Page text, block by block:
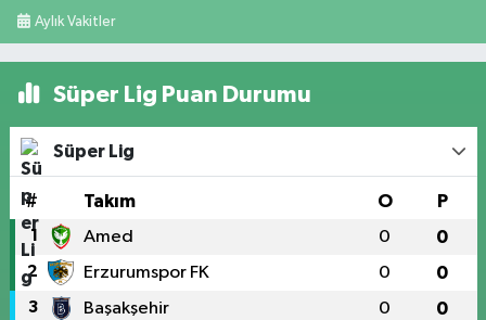
Aylık Vakitler
Süper Lig Puan Durumu
Süper Lig
# Takım O P
1 Amed 0 0
2 Erzurumspor FK 0 0
3 Başakşehir 0 0